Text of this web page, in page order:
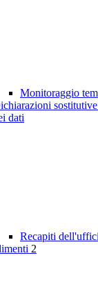
Monitoraggio
dati
Recapiti
2